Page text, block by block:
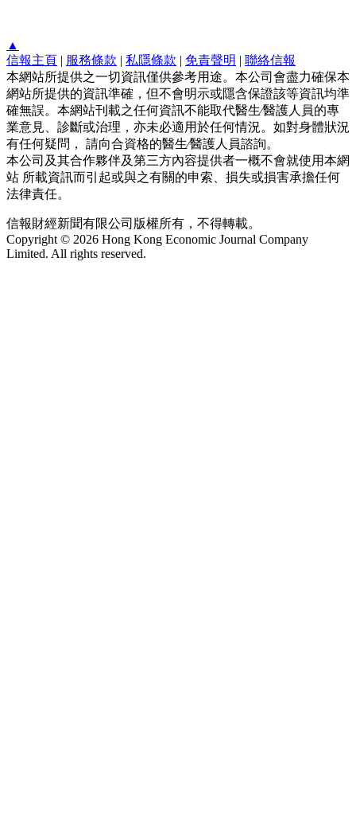
▲
信報主頁 | 服務條款 | 私隱條款 | 免責聲明 | 聯絡信報
本網站所提供之一切資訊僅供參考用途。本公司會盡力確保本
網站所提供的資訊準確，但不會明示或隱含保證該等資訊均準
確無誤。本網站刊載之任何資訊不能取代醫生∕醫護人員的專
業意見、診斷或治理，亦未必適用於任何情況。如對身體狀況
有任何疑問， 請向合資格的醫生∕醫護人員諮詢。
本公司及其合作夥伴及第三方內容提供者一概不會就使用本網
站 所載資訊而引起或與之有關的申索、損失或損害承擔任何
法律責任。
信報財經新聞有限公司版權所有，不得轉載。
Copyright © 2026 Hong Kong Economic Journal Company
Limited. All rights reserved.